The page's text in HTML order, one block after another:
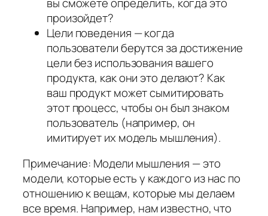
произойдет?
Цели поведения — когда
пользователи берутся за достижение
цели без использования вашего
продукта, как они это делают? Как
ваш продукт может сымитировать
этот процесс, чтобы он был знаком
пользователь (например, он
имитирует их модель мышления).
Примечание: Модели мышления — это
модели, которые есть у каждого из нас по
отношению к вещам, которые мы делаем
все время. Например, нам известно, что